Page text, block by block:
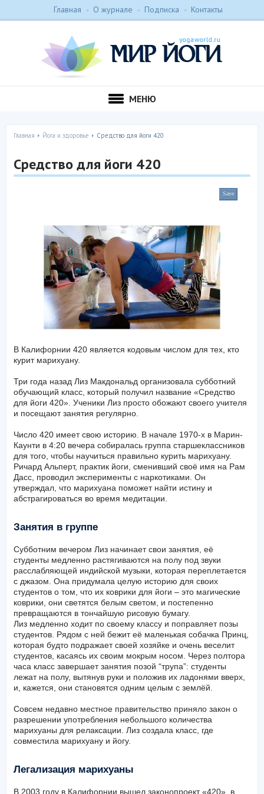
Главная О журнале Подписка Контакты
МЕНЮ
Главная Йога и здоровье Средство для йоги 420
Средство для йоги 420
Save
В Калифорнии 420 является кодовым числом для тех, кто
курит марихуану.
Три года назад Лиз Макдональд организовала субботний
обучающий класс, который получил название «Средство
для йоги 420». Ученики Лиз просто обожают своего учителя
и посещают занятия регулярно.
Число 420 имеет свою историю. В начале 1970-х в Марин-
Каунти в 4:20 вечера собиралась группа старшеклассников
для того, чтобы научиться правильно курить марихуану.
Ричард Альперт, практик йоги, сменивший своё имя на Рам
Дасс, проводил эксперименты с наркотиками. Он
утверждал, что марихуана поможет найти истину и
абстрагироваться во время медитации.
Занятия в группе
Субботним вечером Лиз начинает свои занятия, её
студенты медленно растягиваются на полу под звуки
расслабляющей индийской музыки, которая переплетается
с джазом. Она придумала целую историю для своих
студентов о том, что их коврики для йоги – это магические
коврики, они светятся белым светом, и постепенно
превращаются в тончайшую рисовую бумагу.
Лиз медленно ходит по своему классу и поправляет позы
студентов. Рядом с ней бежит её маленькая собачка Принц,
которая будто подражает своей хозяйке и очень веселит
студентов, касаясь их своим мокрым носом. Через полтора
часа класс завершает занятия позой “трупа”: студенты
лежат на полу, вытянув руки и положив их ладонями вверх,
и, кажется, они становятся одним целым с землёй.
Совсем недавно местное правительство приняло закон о
разрешении употребления небольшого количества
марихуаны для релаксации. Лиз создала класс, где
совместила марихуану и йогу.
Легализация марихуаны
В 2003 году в Калифорнии вышел законопроект «420», в